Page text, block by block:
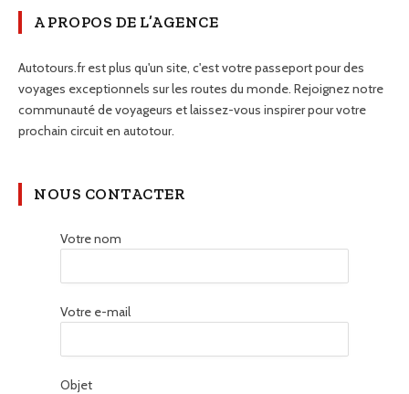
A PROPOS DE L’AGENCE
Autotours.fr est plus qu'un site, c'est votre passeport pour des
voyages exceptionnels sur les routes du monde. Rejoignez notre
communauté de voyageurs et laissez-vous inspirer pour votre
prochain circuit en autotour.
NOUS CONTACTER
Votre nom
Votre e-mail
Objet